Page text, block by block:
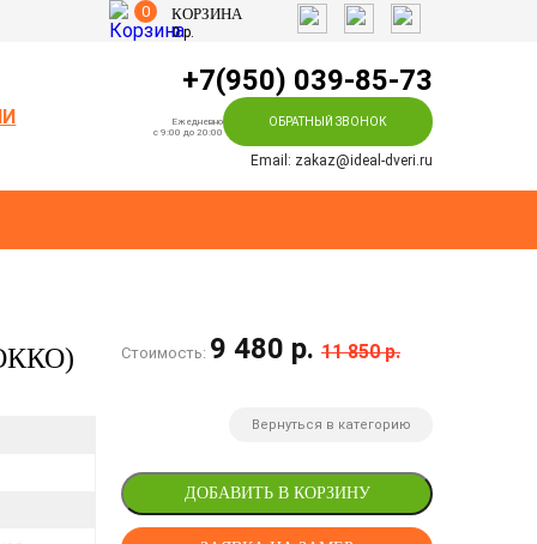
0 КОРЗИНА
0р.
+7(950) 039-85-73
Ежедневно
c 9:00 до 20:00
ОБРАТНЫЙ ЗВОНОК
Email: zakaz@ideal-dveri.ru
Стоимость: 9 480 р. 11 850 р.
Вернуться в категорию
ДОБАВИТЬ В КОРЗИНУ